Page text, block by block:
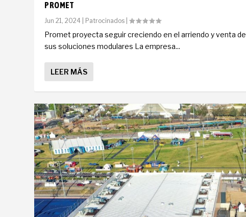
PROMET
Jun 21, 2024 Patrocinados |
Promet proyecta seguir creciendo en el arriendo y venta de
sus soluciones modulares La empresa...
LEER MÁS